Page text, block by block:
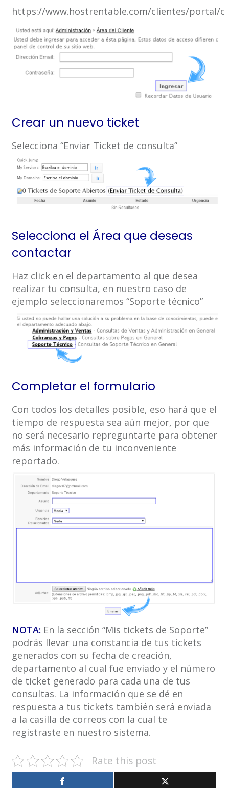
https://www.hostrentable.com/clientes/portal/
Crear un nuevo ticket
Selecciona “Enviar Ticket de consulta”
Selecciona el Área que deseas
contactar
Haz click en el departamento al que desea
realizar tu consulta, en nuestro caso de
ejemplo seleccionaremos “Soporte técnico”
Completar el formulario
Con todos los detalles posible, eso hará que el
tiempo de respuesta sea aún mejor, por que
no será necesario repreguntarte para obtener
más información de tu inconveniente
reportado.
NOTA: En la sección “Mis tickets de Soporte”
podrás llevar una constancia de tus tickets
generados con su fecha de creación,
departamento al cual fue enviado y el número
de ticket generado para cada una de tus
consultas. La información que se dé en
respuesta a tus tickets también será enviada
a la casilla de correos con la cual te
registraste en nuestro sistema.
Rate this post